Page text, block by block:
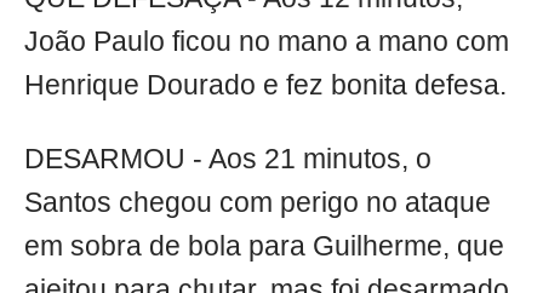
João Paulo ficou no mano a mano com
Henrique Dourado e fez bonita defesa.
DESARMOU - Aos 21 minutos, o
Santos chegou com perigo no ataque
em sobra de bola para Guilherme, que